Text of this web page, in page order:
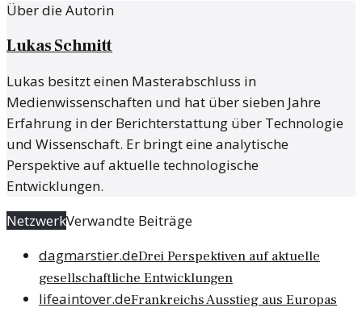
Über die Autorin
Lukas Schmitt
Lukas besitzt einen Masterabschluss in
Medienwissenschaften und hat über sieben Jahre
Erfahrung in der Berichterstattung über Technologie
und Wissenschaft. Er bringt eine analytische
Perspektive auf aktuelle technologische
Entwicklungen.
NetzwerkVerwandte Beiträge
dagmarstier.deDrei Perspektiven auf aktuelle
gesellschaftliche Entwicklungen
lifeaintover.deFrankreichs Ausstieg aus Europas